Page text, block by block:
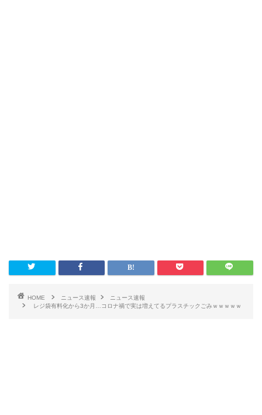
HOME ニュース速報
ニュース速報
レジ袋有料化から3か月…コロナ禍で実は増えてるプラスチックごみｗｗｗｗｗ